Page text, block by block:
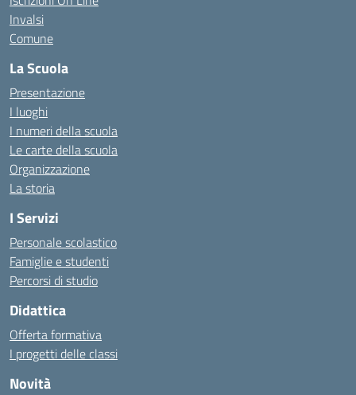
Invalsi
Comune
La Scuola
Presentazione
I luoghi
I numeri della scuola
Le carte della scuola
Organizzazione
La storia
I Servizi
Personale scolastico
Famiglie e studenti
Percorsi di studio
Didattica
Offerta formativa
I progetti delle classi
Novità